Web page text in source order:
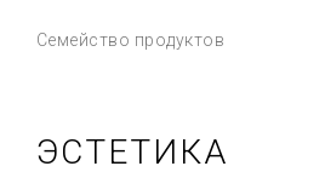
Семейство продуктов
ЭСТЕТИКА